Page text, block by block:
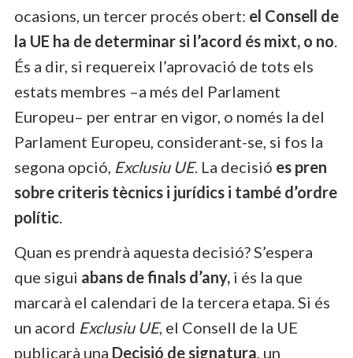
ocasions, un tercer procés obert: el Consell de
la UE ha de determinar si l’acord és mixt, o no.
És a dir, si requereix l’aprovació de tots els
estats membres –a més del Parlament
Europeu– per entrar en vigor, o només la del
Parlament Europeu, considerant-se, si fos la
segona opció, Exclusiu UE. La decisió es pren
sobre criteris tècnics i jurídics i també d’ordre
polític.
Quan es prendrà aquesta decisió? S’espera
que sigui abans de finals d’any, i és la que
marcarà el calendari de la tercera etapa. Si és
un acord Exclusiu UE, el Consell de la UE
publicarà una Decisió de signatura, un